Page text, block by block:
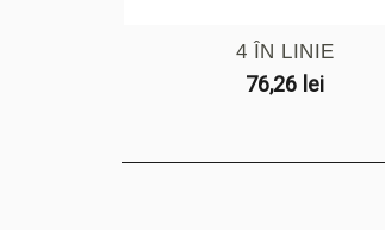
4 ÎN LINIE
76,26 lei